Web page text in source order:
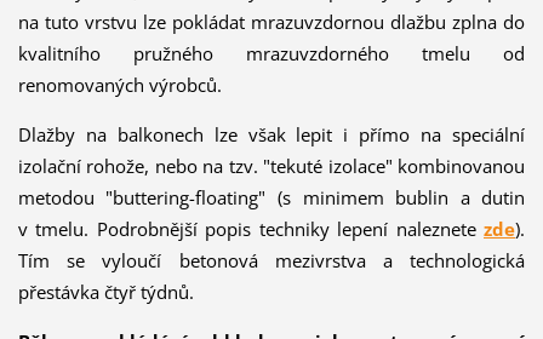
na tuto vrstvu lze pokládat mrazuvzdornou dlažbu zplna do
kvalitního pružného mrazuvzdorného tmelu od
renomovaných výrobců.
Dlažby na balkonech lze však lepit i přímo na speciální
izolační rohože, nebo na tzv. "tekuté izolace" kombinovanou
metodou "buttering-floating" (s minimem bublin a dutin
v tmelu. Podrobnější popis techniky lepení naleznetezde).
Tím se vyloučí betonová mezivrstva a technologická
přestávka čtyř týdnů.